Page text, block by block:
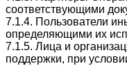
соответствующими
7.1.4. Пользователи
определяющими их
7.1.5. Лица и
поддержки, при